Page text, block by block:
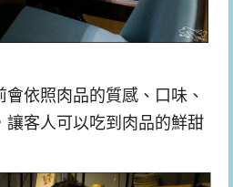
依照肉品的質感、口味、
讓客人可以吃到肉品的鮮甜